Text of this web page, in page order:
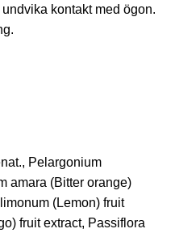
kontakt med ögon.
Pelargonium
amara (Bitter orange)
(Lemon) fruit
fruit extract, Passiflora